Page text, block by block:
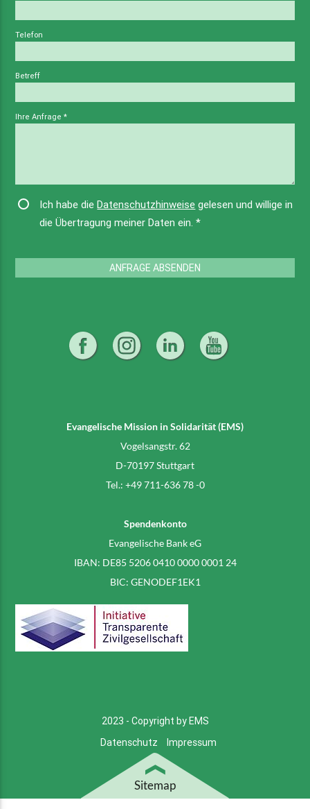
Telefon
Betreff
Ihre Anfrage*
Ich habe dieDatenschutzhinweise gelesen und willige in
die Übertragung meiner Daten ein.*
ANFRAGE ABSENDEN
Evangelische Mission in Solidarität (EMS)
Vogelsangstr. 62
D-70197 Stuttgart
Tel.: +49 711-636 78 -0
Spendenkonto
Evangelische Bank eG
IBAN: DE85 5206 0410 0000 0001 24
BIC: GENODEF1EK1
2023 - Copyright by EMS
Datenschutz
Impressum
Sitemap